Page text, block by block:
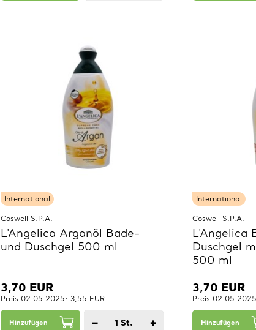
International
Coswell S.P.A.
L'Angelica Arganöl Bade-
und Duschgel 500 ml
3,70 EUR
Preis 02.05.2025: 3,55 EUR
Hinzufügen − 1 St. +
International
Coswell S.P.A.
L'Angelica
Duschgel
500 ml
3,70 EUR
Preis
Hinzufügen